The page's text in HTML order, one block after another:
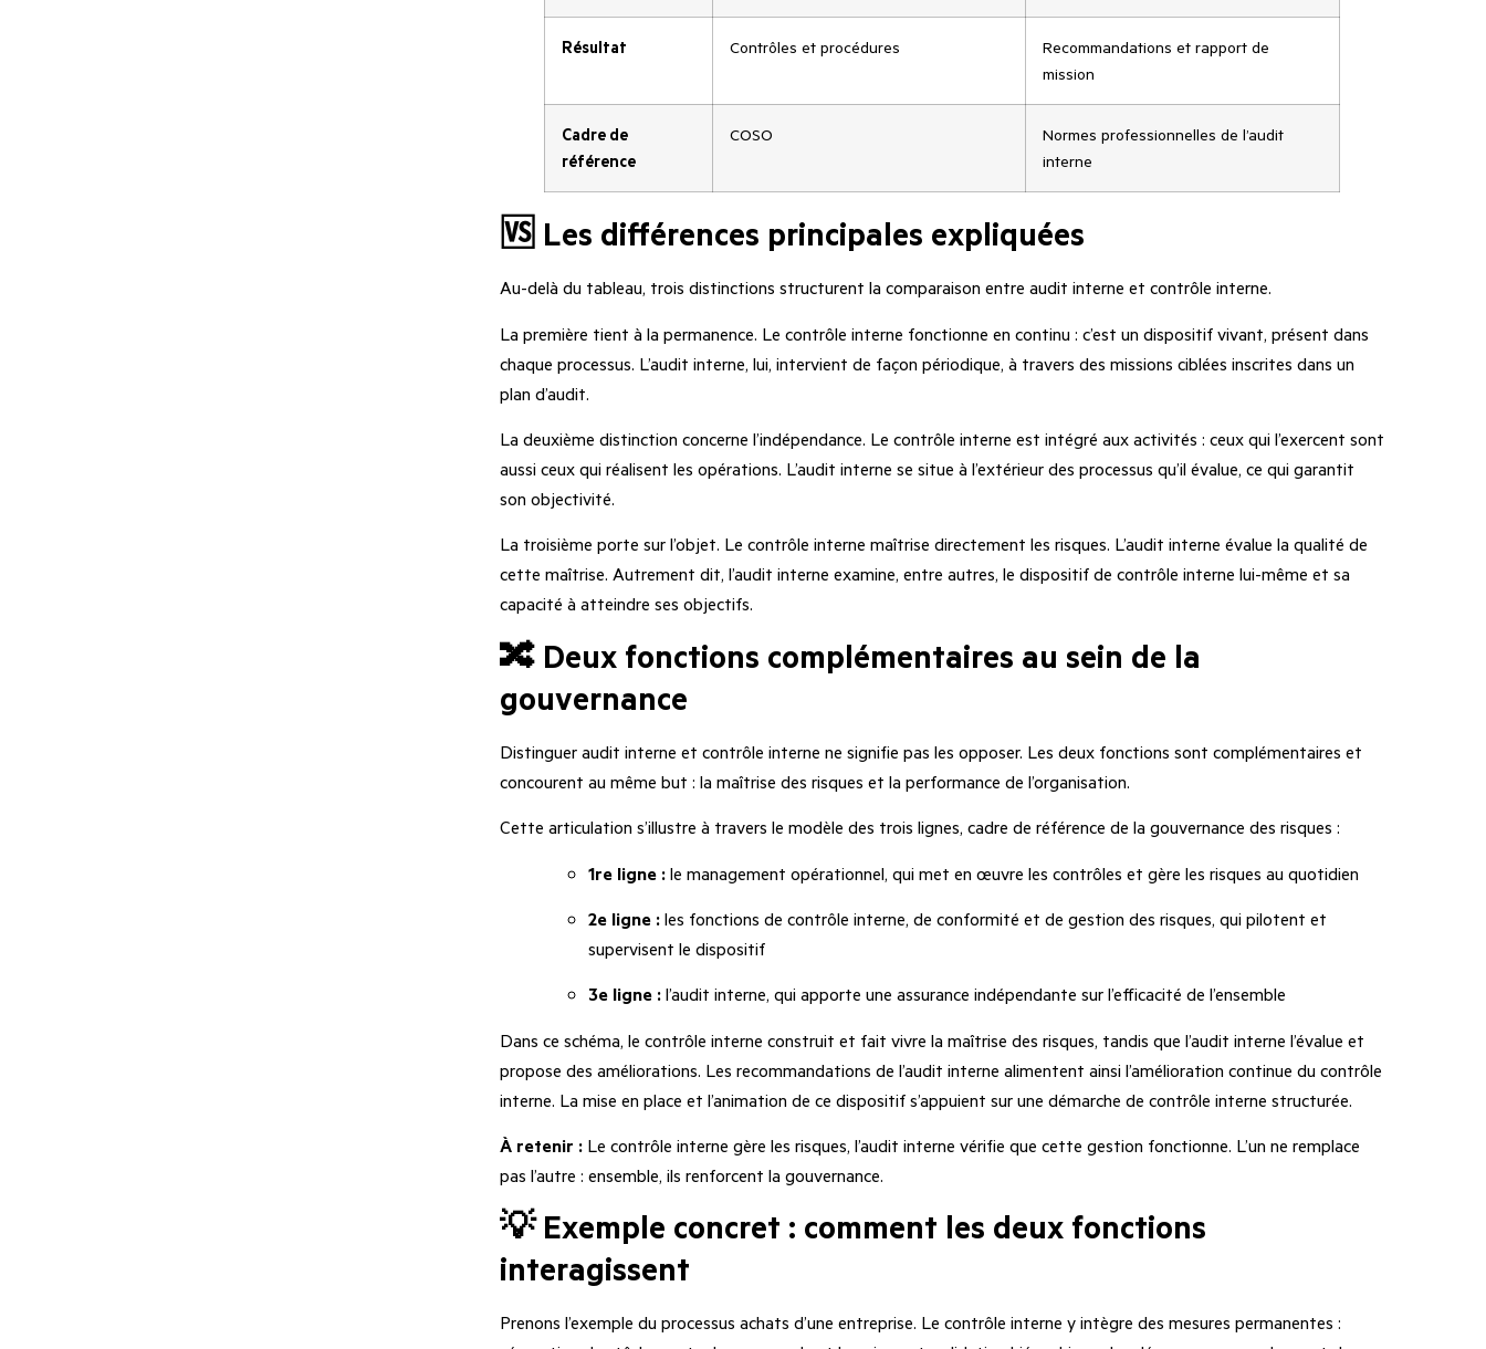
Résultat Contrôles et procédures
Recommandations et rapport de
mission
Cadre de
référence
COSO
Normes professionnelles de l’audit
interne
🆚 Les différences principales expliquées
Au-delà du tableau, trois distinctions structurent la comparaison entre audit interne et contrôle interne.
La première tient à la permanence. Le contrôle interne fonctionne en continu : c’est un dispositif vivant, présent dans
chaque processus. L’audit interne, lui, intervient de façon périodique, à travers des missions ciblées inscrites dans un
plan d’audit.
La deuxième distinction concerne l’indépendance. Le contrôle interne est intégré aux activités : ceux qui l’exercent sont
aussi ceux qui réalisent les opérations. L’audit interne se situe à l’extérieur des processus qu’il évalue, ce qui garantit
son objectivité.
La troisième porte sur l’objet. Le contrôle interne maîtrise directement les risques. L’audit interne évalue la qualité de
cette maîtrise. Autrement dit, l’audit interne examine, entre autres, le dispositif de contrôle interne lui-même et sa
capacité à atteindre ses objectifs.
🔀 Deux fonctions complémentaires au sein de la
gouvernance
Distinguer audit interne et contrôle interne ne signifie pas les opposer. Les deux fonctions sont complémentaires et
concourent au même but : la maîtrise des risques et la performance de l’organisation.
Cette articulation s’illustre à travers le modèle des trois lignes, cadre de référence de la gouvernance des risques :
1re ligne :le management opérationnel, qui met en œuvre les contrôles et gère les risques au quotidien
2e ligne :les fonctions de contrôle interne, de conformité et de gestion des risques, qui pilotent et
supervisent le dispositif
3e ligne :l’audit interne, qui apporte une assurance indépendante sur l’efficacité de l’ensemble
Dans ce schéma, le contrôle interne construit et fait vivre la maîtrise des risques, tandis que l’audit interne l’évalue et
propose des améliorations. Les recommandations de l’audit interne alimentent ainsi l’amélioration continue du contrôle
interne. La mise en place et l’animation de ce dispositif s’appuient sur une démarche de contrôle interne structurée.
À retenir : Le contrôle interne gère les risques, l’audit interne vérifie que cette gestion fonctionne. L’un ne remplace
pas l’autre : ensemble, ils renforcent la gouvernance.
💡 Exemple concret : comment les deux fonctions
interagissent
Prenons l’exemple du processus achats d’une entreprise. Le contrôle interne y intègre des mesures permanentes :